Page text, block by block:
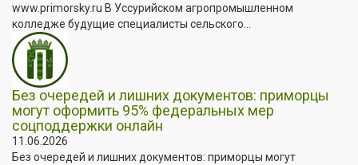
www.primorsky.ru В Уссурийском агропромышленном
колледже будущие специалисты сельского...
Без очередей и лишних документов: приморцы
могут оформить 95% федеральных мер
соцподдержки онлайн
11.06.2026
Без очередей и лишних документов: приморцы могут